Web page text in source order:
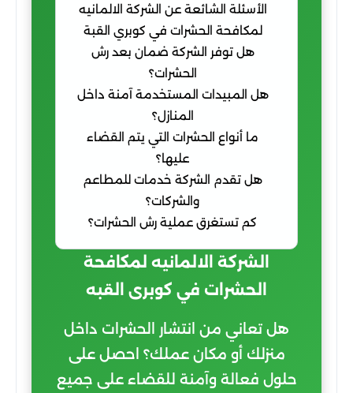
الأسئلة الشائعة عن الشركة الالمانيه
لمكافحة الحشرات في كوبري القبة
هل توفر الشركة ضمان بعد رش
الحشرات؟
هل المبيدات المستخدمة آمنة داخل
المنازل؟
ما أنواع الحشرات التي يتم القضاء
عليها؟
هل تقدم الشركة خدمات للمطاعم
والشركات؟
كم تستغرق عملية رش الحشرات؟
الشركة الالمانيه لمكافحة
الحشرات في كوبرى القبه
هل تعاني من انتشار الحشرات داخل
منزلك أو مكان عملك؟ احصل على
حلول فعالة وآمنة للقضاء على جميع